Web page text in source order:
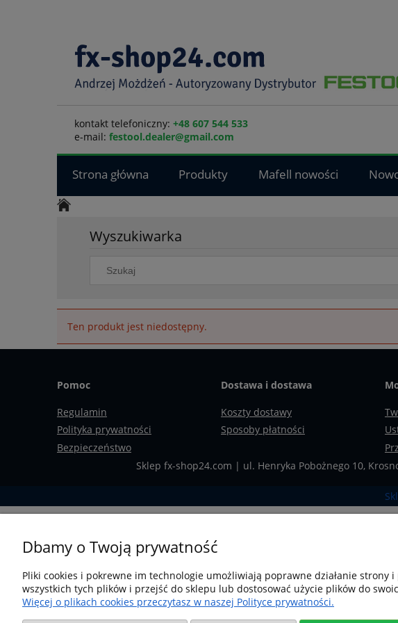
kontakt telefoniczny: +48 607 544 533
e-mail: festool.dealer@gmail.com
Strona główna Produkty Mafell nowości
Wyszukiwarka
Ten produkt jest niedostępny.
Pomoc
Regulamin
Polityka prywatności
Bezpieczeństwo
Dostawa i dostawa
Koszty dostawy
Sposoby płatności
Sklep fx-shop24.com | ul. Henryka Pobożnego 10,
Dbamy o Twoją prywatność
Pliki cookies i pokrewne im technologie umożliwiają poprawne działanie
wszystkich tych plików i przejść do sklepu lub dostosować użycie plików do
Więcej o plikach cookies przeczytasz w naszej Polityce prywatności.